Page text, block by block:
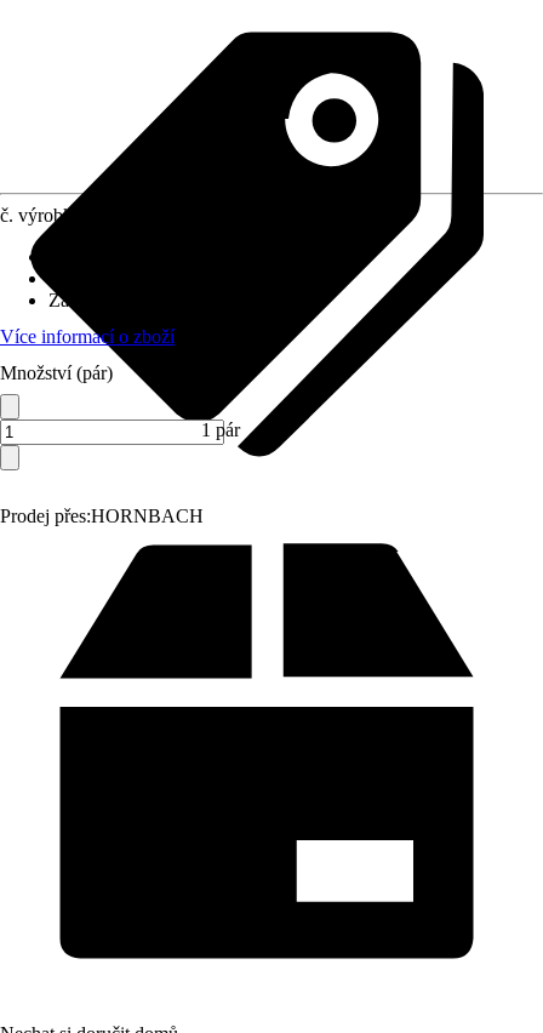
Prodej přes:HORNBACH
č. výrobku
Základní barva
Více informací o zboží
Množství (pár)
1 pár